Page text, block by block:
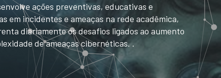
ações preventivas, educativas e
em incidentes e ameaças na rede acadêmica,
diariamente os desafios ligados ao aumento
de ameaças cibernéticas. .